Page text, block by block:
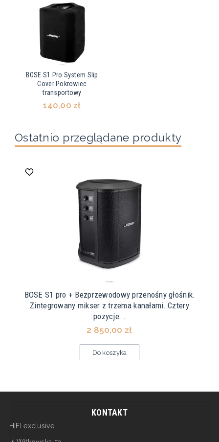
BOSE S1 Pro System Slip
Cover Pokrowiec
transportowy
140,00 zł
Ostatnio przeglądane produkty
BOSE S1 pro + Bezprzewodowy przenośny głośnik.
Zintegrowany mikser z trzema kanałami. Cztery
pozycje...
2 850,00 zł
Do koszyka
KONTAKT
HiFI exclusive